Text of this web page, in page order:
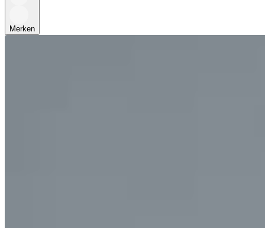
Merken